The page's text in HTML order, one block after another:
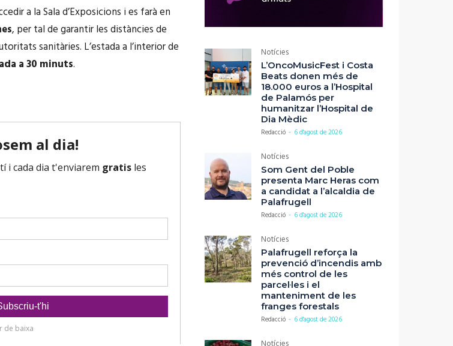
a la Sala d’Exposicions i es farà en
, per tal de garantir les distàncies de
sanitàries. L’estada a l’interior de
a 30 minuts.
Notícies
L’OncoMusicFest i Costa
Beats donen més de
18.000 euros a l’Hospital
de Palamós per
humanitzar l’Hospital de
Dia Mèdic
Redacció - 6 d'agost de 2026
Notícies
Som Gent del Poble
presenta Marc Heras com
a candidat a l’alcaldia de
Palafrugell
Redacció - 6 d'agost de 2026
Notícies
Palafrugell reforça la
prevenció d’incendis amb
més control de les
parcel·les i el
manteniment de les
franges forestals
Redacció - 6 d'agost de 2026